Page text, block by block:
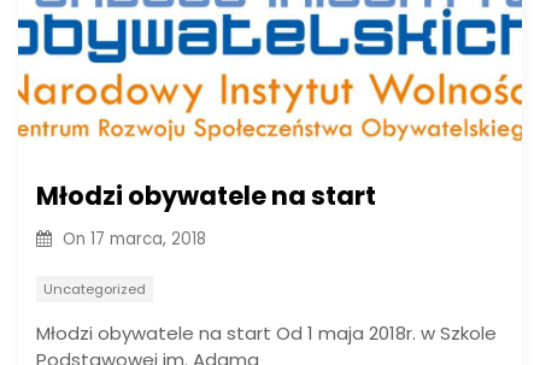
Młodzi obywatele na start
On 17 marca, 2018
Uncategorized
Młodzi obywatele na start Od 1 maja 2018r. w Szkole
Podstawowej im. Adama